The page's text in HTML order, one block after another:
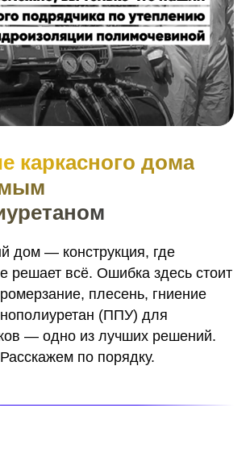
каркасного дома
дом — конструкция, где
решает всё. Ошибка здесь стоит
плесень, гниение
(ППУ) для
— одно из лучших решений.
по порядку.